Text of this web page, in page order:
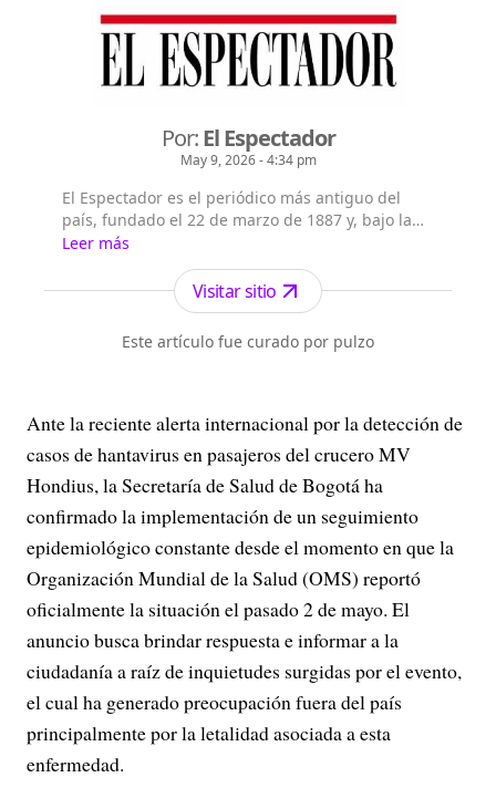
Por:El Espectador
May 9, 2026 - 4:34 pm
El Espectador es el periódico más antiguo del
país, fundado el 22 de marzo de 1887 y, bajo la
dirección de Fidel Cano, es considerado uno de
los periódicos más serios y profesionales por su
independencia, credibilidad y objetividad.
Leer más
Visitar sitio
Este artículo fue curado por pulzo
Ante la reciente alerta internacional por la detección de
casos de hantavirus en pasajeros del crucero MV
Hondius, la Secretaría de Salud de Bogotá ha
confirmado la implementación de un seguimiento
epidemiológico constante desde el momento en que la
Organización Mundial de la Salud (OMS) reportó
oficialmente la situación el pasado 2 de mayo. El
anuncio busca brindar respuesta e informar a la
ciudadanía a raíz de inquietudes surgidas por el evento,
el cual ha generado preocupación fuera del país
principalmente por la letalidad asociada a esta
enfermedad.